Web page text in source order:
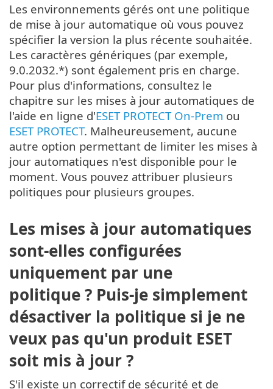
Les environnements gérés ont une politique
de mise à jour automatique où vous pouvez
spécifier la version la plus récente souhaitée.
Les caractères génériques (par exemple,
9.0.2032.*) sont également pris en charge.
Pour plus d'informations, consultez le
chapitre sur les mises à jour automatiques de
l'aide en ligne d'ESET PROTECT On-Prem ou
ESET PROTECT. Malheureusement, aucune
autre option permettant de limiter les mises à
jour automatiques n'est disponible pour le
moment. Vous pouvez attribuer plusieurs
politiques pour plusieurs groupes.
Les mises à jour automatiques
sont-elles configurées
uniquement par une
politique ? Puis-je simplement
désactiver la politique si je ne
veux pas qu'un produit ESET
soit mis à jour ?
S'il existe un correctif de sécurité et de